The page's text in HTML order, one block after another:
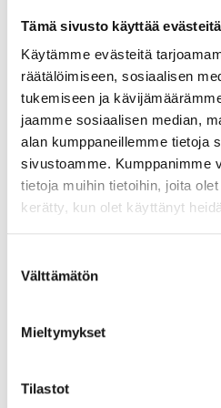
Tämä sivusto käyttää evästeitä
Käytämme evästeitä
räätälöimiseen, sosiaalisen
tukemiseen ja
jaamme sosiaalisen median,
alan kumppaneillemme tietoja
sivustoamme. Kumppanimme
tietoja muihin tietoihin, joita
kerätty, kun olet käyttänyt
valinta
Välttämätön
Mieltymykset
Tilastot
Viestisi / Message:(
P
a
k
o
l
l
Haluan että minuun